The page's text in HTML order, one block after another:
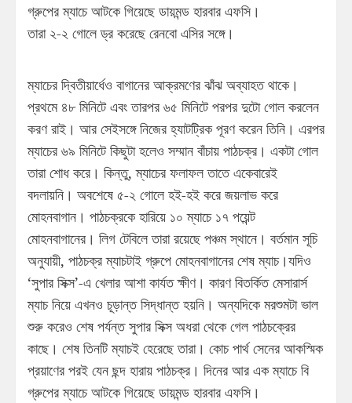
গ্রুপের ম্যাচে আটকে গিয়েছে ডায়মন্ড হারবার এফসি।
তারা ২-২ গোলে ড্র করেছে রেনবো এসির সঙ্গে।
ম্যাচের দ্বিতীয়ার্ধেও বাগানের আক্রমণের ঝাঁঝ অব্যাহত থাকে।
প্রথমে ৪৮ মিনিটে এবং তারপর ৬৫ মিনিটে পরপর দুটো গোল করলেন
করণ রাই। আর সেইসঙ্গে নিজের হ্যাটট্রিক পূরণ করেন তিনি। এরপর
ম্যাচের ৬৯ মিনিটে কিছুটা হলেও সম্মান বাঁচায় পাঠচক্র। একটা গোল
তারা শোধ করে। কিন্তু, ম্যাচের ফলাফল তাতে একেবারেই
বদলায়নি। অবশেষে ৫-২ গোলে হই-হই করে জয়লাভ করে
মোহনবাগান। পাঠচক্রকে হারিয়ে ১০ ম্যাচে ১৭ পয়েন্ট
মোহনবাগানের। লিগ টেবিলে তারা রয়েছে পঞ্চম স্থানে। বর্তমান সূচি
অনুযায়ী, পাঠচক্র ম্যাচটাই গ্রুপে মোহনবাগানের শেষ ম্যাচ।যদিও
‘সুপার সিক্স’-এ খেলার আশা কার্যত ক্ষীণ। কারণ বিতর্কিত মেসারার্স
ম্যাচ নিয়ে এখনও চূড়ান্ত সিদ্ধান্ত হয়নি। অন্যদিকে মরশুমটা ভাল
শুরু করেও শেষ পর্যন্ত সুপার সিক্স অধরা থেকে গেল পাঠচক্রের
কাছে। শেষ তিনটি ম্যাচই হেরেছে তারা। কোচ পার্থ সেনের আকস্মিক
প্রয়াণের পরই যেন ছন্দ হারায় পাঠচক্র। দিনের আর এক ম্যাচে বি
গ্রুপের ম্যাচে আটকে গিয়েছে ডায়মন্ড হারবার এফসি।